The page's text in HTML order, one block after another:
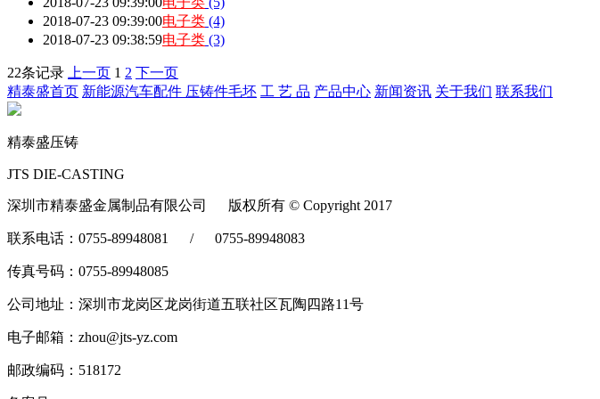
2018-07-23 09:39:00电子类 (4)
2018-07-23 09:38:59电子类 (3)
22条记录 上一页 1 2 下一页
精泰盛首页 新能源汽车配件 压铸件毛坯 工 艺 品 产品中心 新闻资讯 关于我们 联系我们
精泰盛压铸
JTS DIE-CASTING
深圳市精泰盛金属制品有限公司 版权所有 © Copyright 2017
联系电话：0755-89948081 / 0755-89948083
传真号码：0755-89948085
公司地址：深圳市龙岗区龙岗街道五联社区瓦陶四路11号
电子邮箱：zhou@jts-yz.com
邮政编码：518172